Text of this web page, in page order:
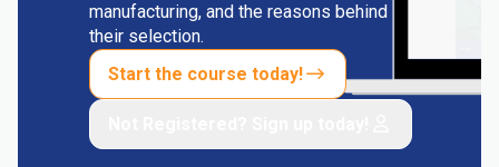
manufacturing, and the reasons behind
their selection.
Start the course today!